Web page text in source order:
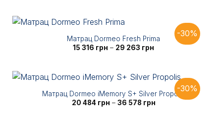
541 грн
-30%
Матрац Dormeo Fresh Prima
15 316 грн – 29 263 грн Діапазон
316 грн
до
263 грн-30%
Матрац Dormeo iMemory S+ Silver Propolis
20 484 грн – 36 578 грнДіапазон